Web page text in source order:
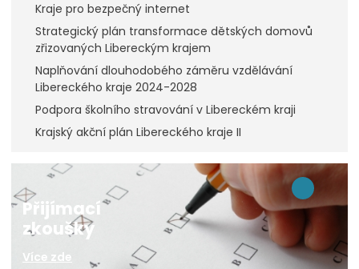
Kraje pro bezpečný internet
Strategický plán transformace dětských domovů
zřizovaných Libereckým krajem
Naplňování dlouhodobého záměru vzdělávání
Libereckého kraje 2024-2028
Podpora školního stravování v Libereckém kraji
Krajský akční plán Libereckého kraje II
Přijímací
zkoušky
Více zde